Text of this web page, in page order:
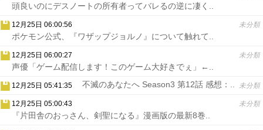
頭良いのにデスノートの所有者ってバレるの逆に凄く..
12月25日 06:00:56 未分類
ポケモン公式、『ワザップジョルノ』について触れて..
12月25日 06:00:27 未分類
声優「ゲーム配信します！このゲーム大好きでぇ」←..
12月25日 05:41:35 未分類
不滅のあなたへ Season3 第12話 感想：..
12月25日 05:00:43 未分類
『片田舎のおっさん、剣聖になる』漫画版の最新8巻..